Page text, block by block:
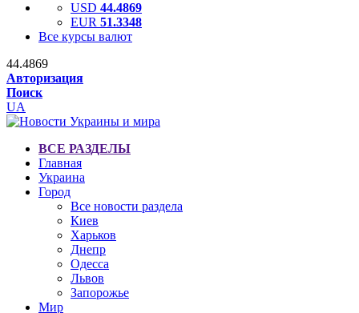
USD 44.4869
EUR 51.3348
Все курсы валют
44.4869
Авторизация
Поиск
UA
ВСЕ РАЗДЕЛЫ
Главная
Украина
Город
Все новости раздела
Киев
Харьков
Днепр
Одесса
Львов
Запорожье
Мир